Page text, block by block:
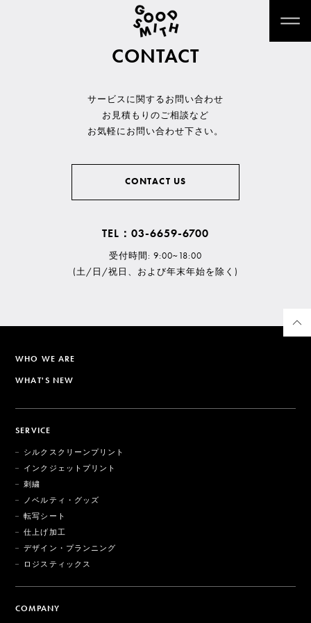
CONTACT
サービスに関するお問い合わせ
お見積もりのご相談など
お気軽にお問い合わせ下さい。
CONTACT US
TEL：03-6659-6700
受付時間: 9:00~18:00
(土/日/祝日、および年末年始を除く)
WHO WE ARE
WHAT'S NEW
SERVICE
シルクスクリーンプリント
インクジェットプリント
刺繍
ノベルティ・グッズ
転写シート
仕上げ加工
デザイン・プランニング
ロジスティックス
COMPANY